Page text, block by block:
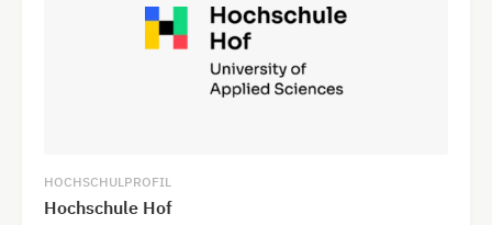
HOCHSCHULPROFIL
Hochschule Hof